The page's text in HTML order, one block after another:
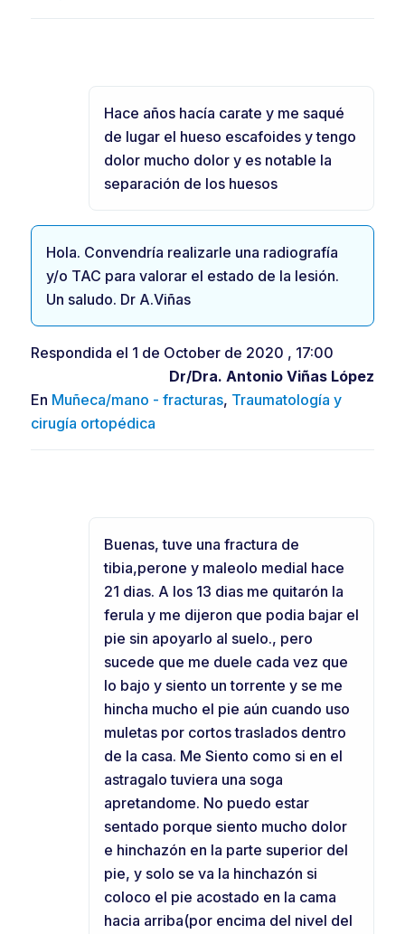
Hace años hacía carate y me saqué
de lugar el hueso escafoides y tengo
dolor mucho dolor y es notable la
separación de los huesos
Hola. Convendría realizarle una radiografía
y/o TAC para valorar el estado de la lesión.
Un saludo. Dr A.Viñas
Respondida el 1 de October de 2020 , 17:00
Dr/Dra. Antonio Viñas López
En Muñeca/mano - fracturas, Traumatología y
cirugía ortopédica
Buenas, tuve una fractura de
tibia,perone y maleolo medial hace
21 dias. A los 13 dias me quitarón la
ferula y me dijeron que podia bajar el
pie sin apoyarlo al suelo., pero
sucede que me duele cada vez que
lo bajo y siento un torrente y se me
hincha mucho el pie aún cuando uso
muletas por cortos traslados dentro
de la casa. Me Siento como si en el
astragalo tuviera una soga
apretandome. No puedo estar
sentado porque siento mucho dolor
e hinchazón en la parte superior del
pie, y solo se va la hinchazón si
coloco el pie acostado en la cama
hacia arriba(por encima del nivel del